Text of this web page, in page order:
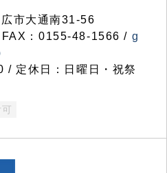
市大通南31-56
：0155-48-1566 / g
/ 定休日：日曜日・祝祭